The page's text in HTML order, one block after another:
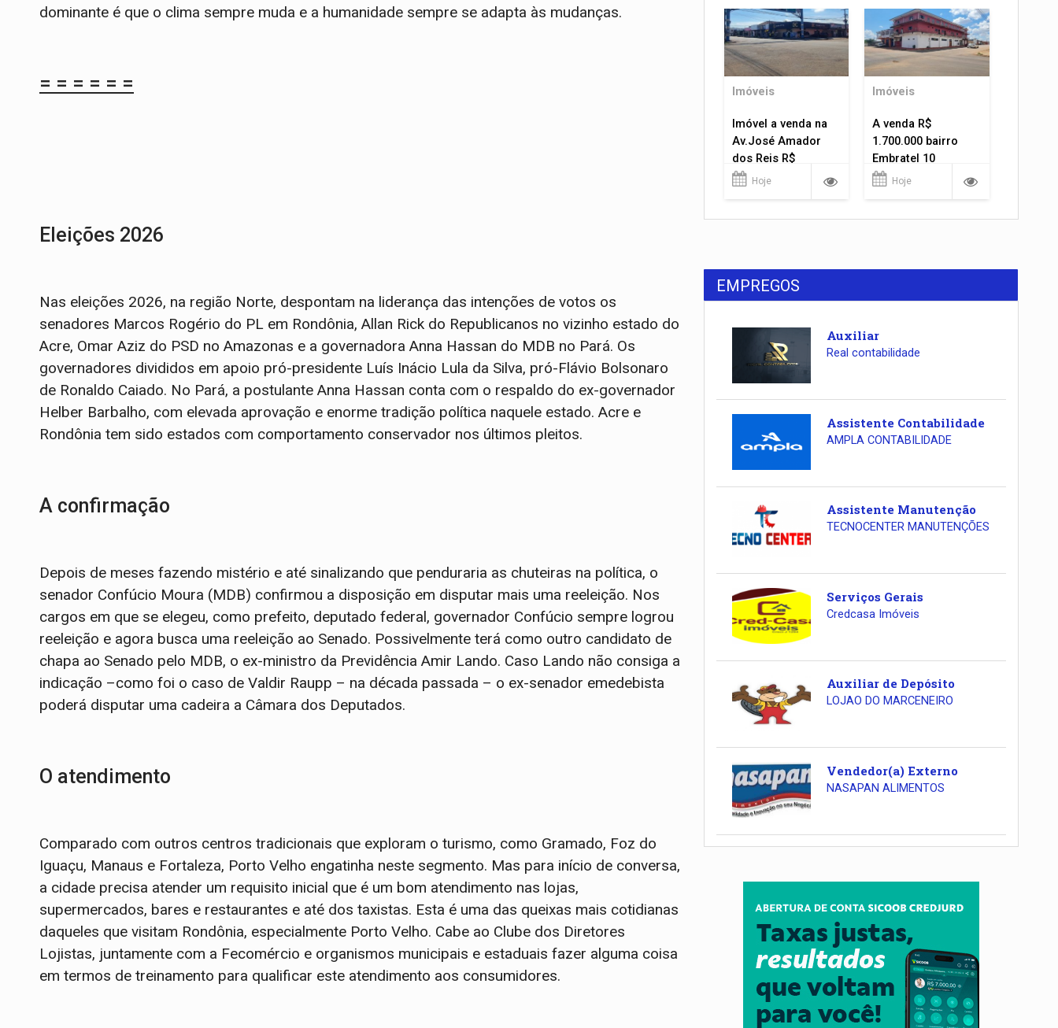
dominante é que o clima sempre muda e a humanidade sempre se adapta às mudanças.
= = = = = =
Eleições 2026
Nas eleições 2026, na região Norte, despontam na liderança das intenções de votos os
senadores Marcos Rogério do PL em Rondônia, Allan Rick do Republicanos no vizinho estado do
Acre, Omar Aziz do PSD no Amazonas e a governadora Anna Hassan do MDB no Pará. Os
governadores divididos em apoio pró-presidente Luís Inácio Lula da Silva, pró-Flávio Bolsonaro
de Ronaldo Caiado. No Pará, a postulante Anna Hassan conta com o respaldo do ex-governador
Helber Barbalho, com elevada aprovação e enorme tradição política naquele estado. Acre e
Rondônia tem sido estados com comportamento conservador nos últimos pleitos.
A confirmação
Depois de meses fazendo mistério e até sinalizando que penduraria as chuteiras na política, o
senador Confúcio Moura (MDB) confirmou a disposição em disputar mais uma reeleição. Nos
cargos em que se elegeu, como prefeito, deputado federal, governador Confúcio sempre logrou
reeleição e agora busca uma reeleição ao Senado. Possivelmente terá como outro candidato de
chapa ao Senado pelo MDB, o ex-ministro da Previdência Amir Lando. Caso Lando não consiga a
indicação –como foi o caso de Valdir Raupp – na década passada – o ex-senador emedebista
poderá disputar uma cadeira a Câmara dos Deputados.
O atendimento
Comparado com outros centros tradicionais que exploram o turismo, como Gramado, Foz do
Iguaçu, Manaus e Fortaleza, Porto Velho engatinha neste segmento. Mas para início de conversa,
a cidade precisa atender um requisito inicial que é um bom atendimento nas lojas,
supermercados, bares e restaurantes e até dos taxistas. Esta é uma das queixas mais cotidianas
daqueles que visitam Rondônia, especialmente Porto Velho. Cabe ao Clube dos Diretores
Lojistas, juntamente com a Fecomércio e organismos municipais e estaduais fazer alguma coisa
em termos de treinamento para qualificar este atendimento aos consumidores.
Imóveis
Imóvel a venda na
Av.José Amador
dos Reis R$
1.400.000
Hoje
Imóveis
A venda R$
1.700.000 bairro
Embratel 10
apartamentos!
Hoje
EMPREGOS
Auxiliar
Real contabilidade
Assistente Contabilidade
AMPLA CONTABILIDADE
Assistente Manutenção
TECNOCENTER MANUTENÇÕES
Serviços Gerais
Credcasa Imóveis
Auxiliar de Depósito
LOJAO DO MARCENEIRO
Vendedor(a) Externo
NASAPAN ALIMENTOS